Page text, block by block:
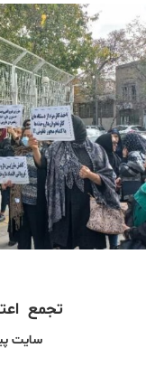
تجمع
سایت